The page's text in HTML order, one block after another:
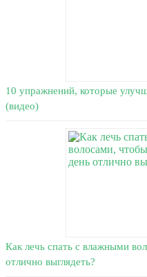
10 упражнений, которые
(видео)
Как лечь спать с влажными
отлично выглядеть?